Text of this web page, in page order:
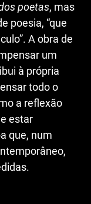
poetas, mas
poesia, “que
A obra de
um
à própria
todo o
a reflexão
estar
que, num